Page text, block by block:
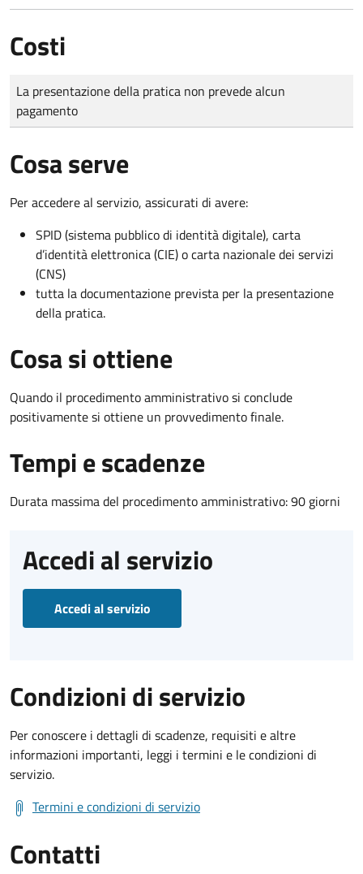
Costi
Tipo di pagamento
Importo
La presentazione della pratica non prevede alcun
pagamento
Cosa serve
Per accedere al servizio, assicurati di avere:
SPID (sistema pubblico di identità digitale), carta
d’identità elettronica (CIE) o carta nazionale dei servizi
(CNS)
tutta la documentazione prevista per la presentazione
della pratica.
Cosa si ottiene
Quando il procedimento amministrativo si conclude
positivamente si ottiene un provvedimento finale.
Tempi e scadenze
Durata massima del procedimento amministrativo: 90 giorni
Accedi al servizio
Accedi al servizio
Condizioni di servizio
Per conoscere i dettagli di scadenze, requisiti e altre
informazioni importanti, leggi i termini e le condizioni di
servizio.
Termini e condizioni di servizio
Contatti